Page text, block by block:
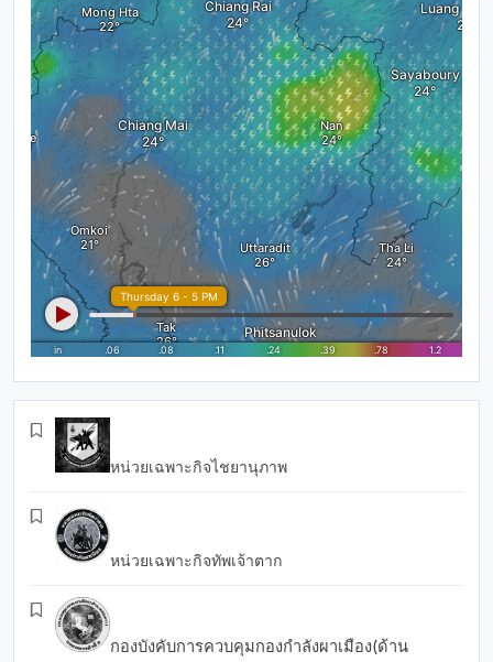
หน่วยเฉพาะกิจไชยานุภาพ
หน่วยเฉพาะกิจทัพเจ้าตาก
กองบังคับการควบคุมกองกำลังผาเมือง(ด้าน